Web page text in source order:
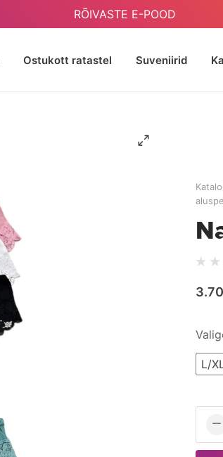
RÕIVASTE E-POOD
Ostukott ratastel Suveniirid
L/